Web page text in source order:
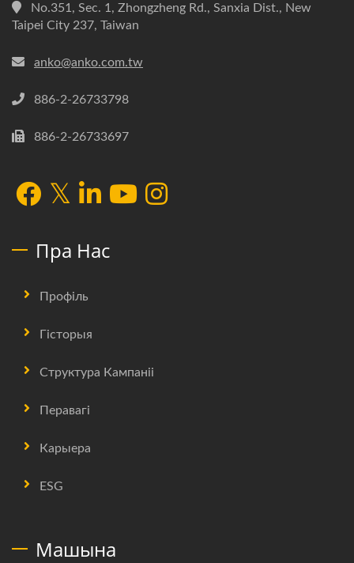
No.351, Sec. 1, Zhongzheng Rd., Sanxia Dist., New
Taipei City 237, Taiwan
anko@anko.com.tw
886-2-26733798
886-2-26733697
Пра Нас
Профіль
Гісторыя
Структура Кампаніі
Перавагі
Карыера
ESG
Машына